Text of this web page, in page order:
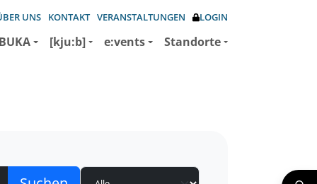
UNS KONTAKT VERANSTALTUNGEN LOGIN
[kju:b] e:vents Standorte